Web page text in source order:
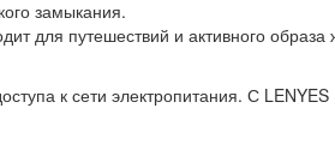
замыкания.
для путешествий и активного образа
к сети электропитания. С LENYES